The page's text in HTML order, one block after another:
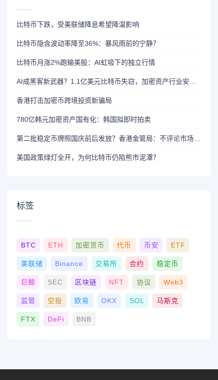
比特币下跌，受美联储降息希望降温影响
比特币隐含波动率降至36%：暴风雨前的宁静？
比特币月涨2%跑输美股：AI虹吸下的独立行情
香港打击加密币跨境投资新骗局
780亿韩元加密资产国有化：韩国拟即时拍卖
美国政策绿灯全开，为何比特币仍陷熊市泥潭？
标签
BTC ETH 加密货币 代币 币安 ETF
美联储 Binance 交易所 合约 稳定币
巨鲸 SEC 区块链 NFT 协议 Web3
监管 空投 欧易 OKX SOL 马斯克
FTX DeFi BNB